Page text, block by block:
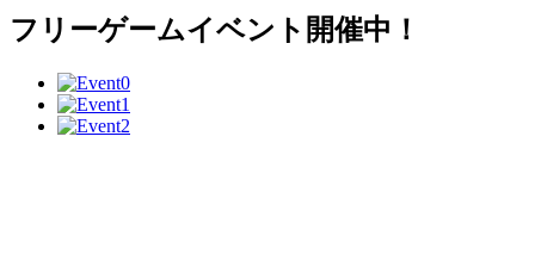
フリーゲームイベント開催中！